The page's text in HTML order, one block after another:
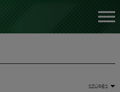
SZŰRÉS